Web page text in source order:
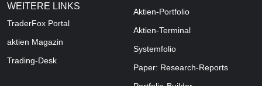
WEITERE LINKS
TraderFox Portal
aktien Magazin
Trading-Desk
Aktien-Portfolio
Aktien-Terminal
Systemfolio
Paper: Research-Reports